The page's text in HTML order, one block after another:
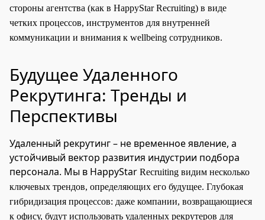
стороны агентства (как в HappyStar Recruiting) в виде
четких процессов, инструментов для внутренней
коммуникации и внимания к wellbeing сотрудников.
Будущее Удаленного
Рекрутинга: Тренды и
Перспективы
Удаленный рекрутинг – не временное явление, а
устойчивый вектор развития индустрии подбора
персонала. Мы в HappyStar Recruiting видим несколько
ключевых трендов, определяющих его будущее. Глубокая
гибридизация процессов: даже компании, возвращающиеся
к офису, будут использовать удаленных рекрутеров для